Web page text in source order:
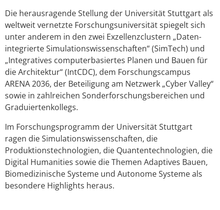
Die herausragende Stellung der Universität Stuttgart als
weltweit vernetzte Forschungsuniversität spiegelt sich
unter anderem in den zwei Exzellenzclustern „Daten-
integrierte Simulationswissenschaften“ (SimTech) und
„Integratives computerbasiertes Planen und Bauen für
die Architektur“ (IntCDC), dem Forschungscampus
ARENA 2036, der Beteiligung am Netzwerk „Cyber Valley“
sowie in zahlreichen Sonderforschungsbereichen und
Graduiertenkollegs.
Im Forschungsprogramm der Universität Stuttgart
ragen die Simulationswissenschaften, die
Produktionstechnologien, die Quantentechnologien, die
Digital Humanities sowie die Themen Adaptives Bauen,
Biomedizinische Systeme und Autonome Systeme als
besondere Highlights heraus.